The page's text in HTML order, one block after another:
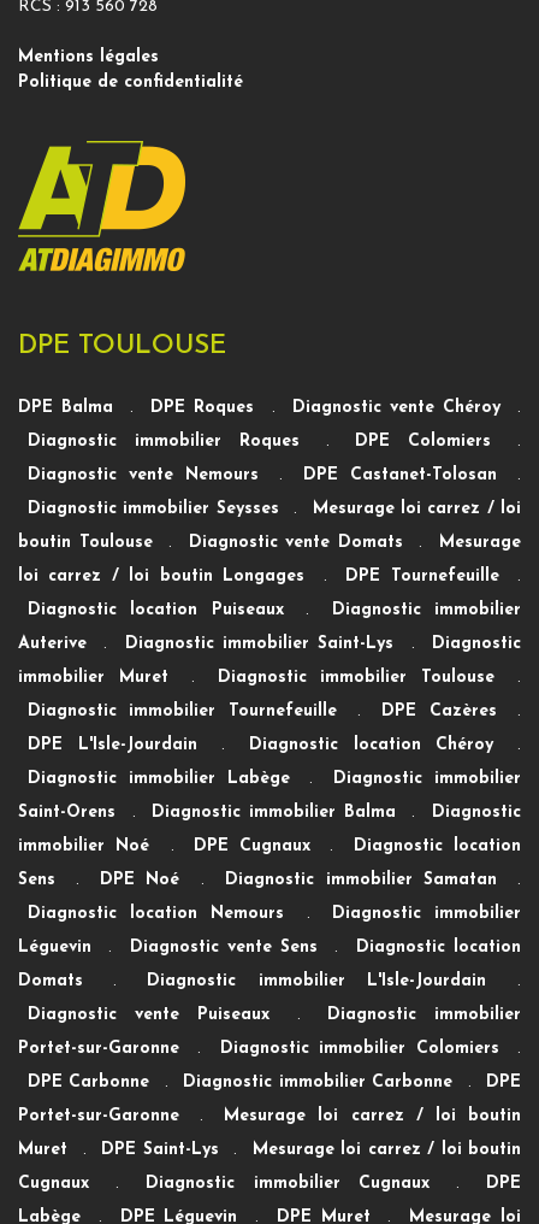
DPE TOULOUSE
DPE Balma . DPE Roques . Diagnostic vente Chéroy
.
Diagnostic immobilier Roques
. DPE Colomiers
.
Diagnostic vente Nemours
. DPE Castanet-Tolosan
.
Diagnostic immobilier Seysses
.
Mesurage loi carrez / loi
boutin Toulouse
. Diagnostic vente Domats .
Mesurage
loi carrez / loi boutin Longages
. DPE Tournefeuille
.
Diagnostic location Puiseaux
.
Diagnostic immobilier
Auterive
. Diagnostic immobilier Saint-Lys .
Diagnostic
immobilier Muret
. Diagnostic immobilier Toulouse
.
Diagnostic immobilier Tournefeuille
. DPE Cazères
.
DPE L'Isle-Jourdain
. Diagnostic location Chéroy
.
Diagnostic immobilier Labège
.
Diagnostic immobilier
Saint-Orens
. Diagnostic immobilier Balma .
Diagnostic
immobilier Noé
. DPE Cugnaux .
Diagnostic location
Sens
. DPE Noé . Diagnostic immobilier Samatan
.
Diagnostic location Nemours
.
Diagnostic immobilier
Léguevin
. Diagnostic vente Sens .
Diagnostic location
Domats
. Diagnostic immobilier L'Isle-Jourdain
.
Diagnostic vente Puiseaux
.
Diagnostic immobilier
Portet-sur-Garonne
. Diagnostic immobilier Colomiers
.
DPE Carbonne
. Diagnostic immobilier Carbonne .
DPE
Portet-sur-Garonne
.
Mesurage loi carrez / loi boutin
Muret
. DPE Saint-Lys .
Mesurage loi carrez / loi boutin
Cugnaux
. Diagnostic immobilier Cugnaux .
DPE
Labège
. DPE Léguevin . DPE Muret . Mesurage loi
RCS : 913 560 728
Mentions légales
Politique de confidentialité